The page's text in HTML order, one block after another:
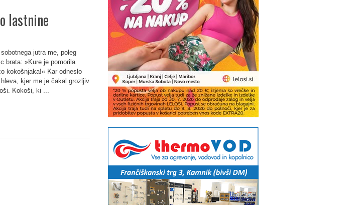
lastnine
jutra me, poleg
brata: »Kure je pomorila
kokošnjaka!« Kar odneslo
kjer me je čakal grozljiv
Kokoši, ki ...